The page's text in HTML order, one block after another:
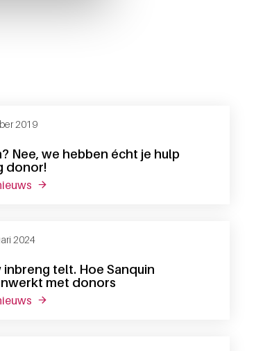
Nee, we hebben écht je hulp
donor!
2019
over spam? nee, we hebben écht je hulp
inbreng telt. Hoe Sanquin
met donors
2024
over jouw inbreng telt. hoe sanquin